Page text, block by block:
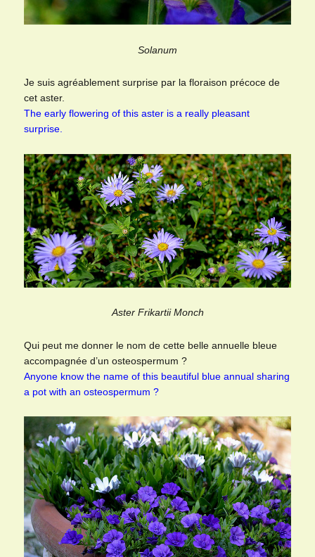
Solanum
Je suis agréablement surprise par la floraison précoce de
cet aster.
The early flowering of this aster is a really pleasant
surprise.
Aster Frikartii Monch
Qui peut me donner le nom de cette belle annuelle bleue
accompagnée d’un osteospermum ?
Anyone know the name of this beautiful blue annual sharing
a pot with an osteospermum ?